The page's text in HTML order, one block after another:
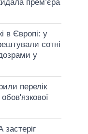
прем’єра
в Європі: у
сотні
у
перелік